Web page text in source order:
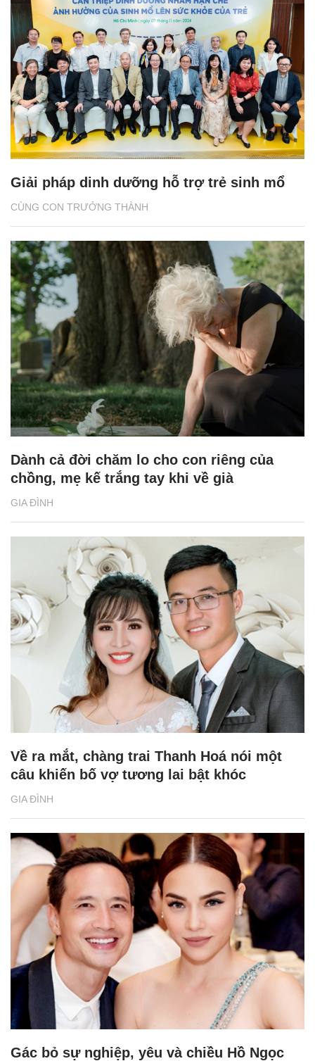
CÙNG CON TRƯỞNG THÀNH
Giải pháp dinh dưỡng hỗ trợ trẻ sinh mổ
GIA ĐÌNH
Dành cả đời chăm lo cho con riêng của
chồng, mẹ kế trắng tay khi về già
GIA ĐÌNH
Về ra mắt, chàng trai Thanh Hoá nói một
câu khiến bố vợ tương lai bật khóc
Gác bỏ sự nghiệp, yêu và chiều Hồ Ngọc